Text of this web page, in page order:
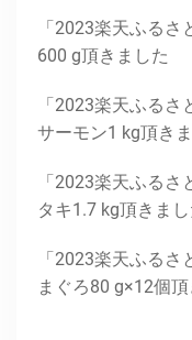
「2023楽天ふる
600 g頂きました
「2023楽天ふる
サーモン1 kg頂き
「2023楽天ふる
タキ1.7 kg頂きまし
「2023楽天ふる
まぐろ80 g×12個